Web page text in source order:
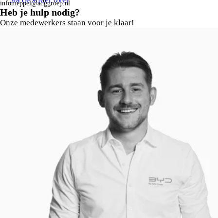
infomeppel@adggroep.nl
Heb je hulp nodig?
Onze medewerkers staan voor je klaar!